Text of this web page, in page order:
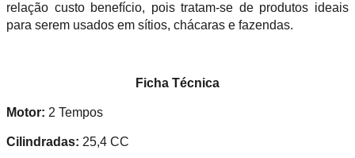
relação custo benefício, pois tratam-se de produtos ideais
para serem usados em sítios, chácaras e fazendas.
Ficha Técnica
Motor: 2 Tempos
Cilindradas: 25,4 CC